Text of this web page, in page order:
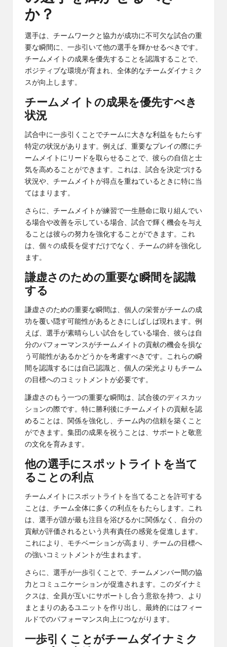
か？
選手は、チームワークと協力が成功に不可欠な試合の重
要な瞬間に、一歩引いて他の選手を輝かせるべきです。
チームメイトの成果を優先することを認識することで、
ポジティブな環境が育まれ、全体的なチームダイナミク
スが向上します。
チームメイトの成果を優先すべき
状況
試合中に一歩引くことでチームに大きな利益をもたらす
特定の状況があります。例えば、重要なプレイの際にチ
ームメイトにリードを取らせることで、彼らの自信と士
気を高めることができます。これは、試合を決定づける
状況や、チームメイトが得点を重ねているときに特に当
てはまります。
さらに、チームメイトが練習で一生懸命に取り組んでい
る場合や改善を示している場合、試合で輝く機会を与え
ることは彼らの努力を強化することができます。これ
は、個々の成長を促すだけでなく、チームの絆を強化し
ます。
謙虚さのための重要な瞬間を認識
する
謙虚さのための重要な瞬間は、個人の栄誉がチームの成
功を覆い隠す可能性があるときにしばしば現れます。例
えば、選手が素晴らしい試合をしている場合、彼らは自
分のパフォーマンスがチームメイトの貢献の機会を損な
う可能性があるかどうかを考慮すべきです。これらの瞬
間を認識するには自己認識と、個人の栄光よりもチーム
の目標へのコミットメントが必要です。
謙虚さのもう一つの重要な瞬間は、試合後のディスカッ
ションの際です。特に勝利後にチームメイトの貢献を認
めることは、関係を強化し、チーム内の信頼を築くこと
ができます。集団の成果を祝うことは、サポートと敬意
の文化を育みます。
他の選手にスポットライトを当て
ることの利点
チームメイトにスポットライトを当てることを許可する
ことは、チーム全体に多くの利点をもたらします。これ
は、選手が誰が最も注目を浴びるかに関係なく、自分の
貢献が評価されるという共有責任の感覚を促進します。
これにより、モチベーションが高まり、チームの目標へ
の強いコミットメントが生まれます。
さらに、選手が一歩引くことで、チームメンバー間の協
力とコミュニケーションが促進されます。このダイナミ
クスは、全員が互いにサポートし合う意欲を持つ、より
まとまりのあるユニットを作り出し、最終的にはフィー
ルドでのパフォーマンス向上につながります。
一歩引くことがチームダイナミク